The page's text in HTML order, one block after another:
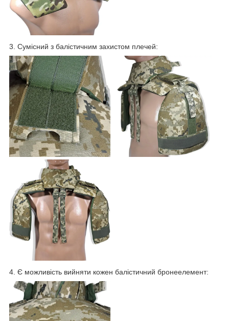
3. Сумісний з балістичним захистом плечей:
4. Є можливість вийняти кожен балістичний бронеелемент: